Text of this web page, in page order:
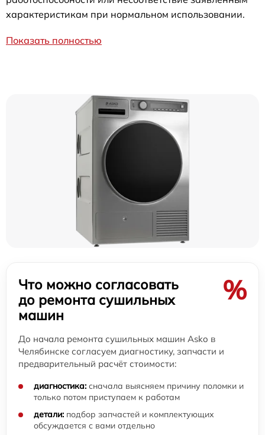
характеристикам при нормальном использовании.
Показать полностью
Что можно согласовать
до ремонта сушильных
машин
%
До начала ремонта сушильных машин Asko в
Челябинске согласуем диагностику, запчасти и
предварительный расчёт стоимости:
диагностика: сначала выясняем причину поломки и
только потом приступаем к работам
детали: подбор запчастей и комплектующих
обсуждается с вами отдельно